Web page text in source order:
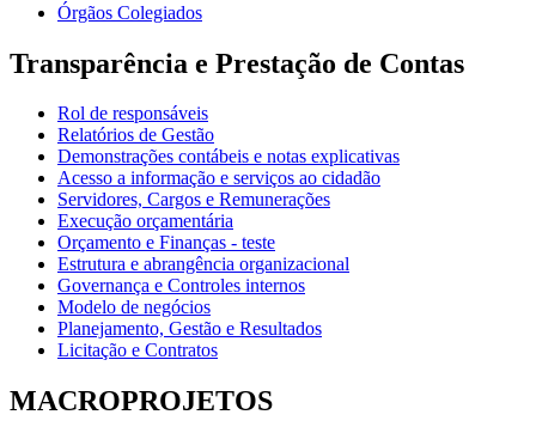
Órgãos Colegiados
Transparência e Prestação de Contas
Rol de responsáveis
Relatórios de Gestão
Demonstrações contábeis e notas explicativas
Acesso a informação e serviços ao cidadão
Servidores, Cargos e Remunerações
Execução orçamentária
Orçamento e Finanças - teste
Estrutura e abrangência organizacional
Governança e Controles internos
Modelo de negócios
Planejamento, Gestão e Resultados
Licitação e Contratos
MACROPROJETOS